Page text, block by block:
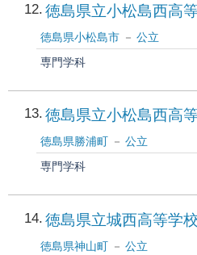
12 徳島県立小松島西高
徳島県小松島市
公立
専門学科
13 徳島県立小松島西高
徳島県勝浦町
公立
専門学科
14 徳島県立城西高等学
徳島県神山町
公立